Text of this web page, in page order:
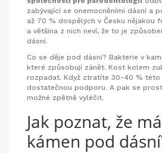
zabývající se onemocněními dásní a
až 70 % dospělých v Česku nějakou
a většina z nich neví, že to je
dásní.
Co se děje pod dásní? Bakterie v
které způsobují zánět. Kost kolem
rozpadat. Když ztratíte 30-40 % této
dostatečnou podporu. A pak se
možné zpětně vyléčit.
Jak poznat, že
kámen pod